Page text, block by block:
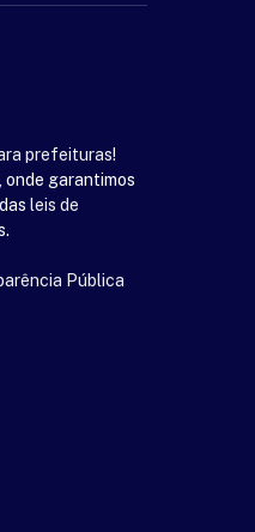
prefeituras!
onde garantimos
leis de
Pública